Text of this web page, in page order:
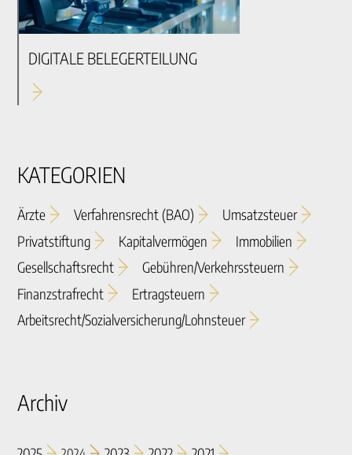
DIGITALE BELEGERTEILUNG
KATEGORIEN
Ärzte Verfahrensrecht (BAO)
Umsatzsteuer
Privatstiftung
Kapitalvermögen
Immobilien
Gesellschaftsrecht
Gebühren/verkehrssteuern
Finanzstrafrecht
Ertragsteuern
Arbeitsrecht/sozialversicherung/lohnsteuer
Archiv